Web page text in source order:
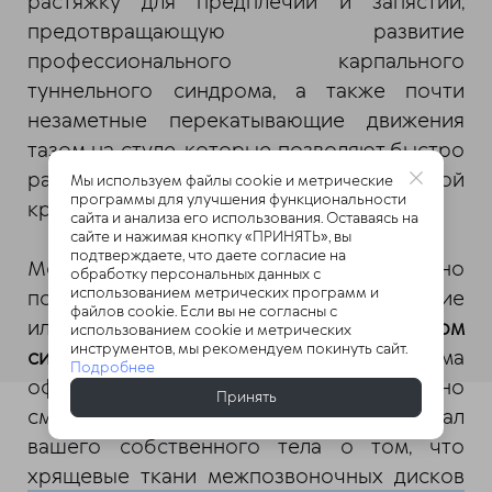
предотвращающую развитие
профессионального карпального
туннельного синдрома, а также почти
незаметные перекатывающие движения
тазом на стуле, которые позволяют быстро
разогнать застой густой лимфы и венозной
крови в нижней части туловища.
Медицинские эксперты неустанно
подчеркивают, что возникающие ноющие
или острыеболи в спине при долгом
сидении— это вовсе не досадная норма
офисной жизни, с которой нужно
смириться, а громкий, отчаянный сигнал
вашего собственного тела о том, что
хрящевые ткани межпозвоночных дисков
Смотрите ещё
Мы используем файлы cookie и метрические
программы для улучшения функциональности
сайта и анализа его использования. Оставаясь на
сайте и нажимая кнопку «ПРИНЯТЬ», вы
подтверждаете, что даете согласие на
обработку персональных данных с
использованием метрических программ и
файлов cookie. Если вы не согласны с
использованием cookie и метрических
инструментов, мы рекомендуем покинуть сайт.
Подробнее
Принять